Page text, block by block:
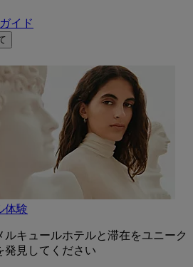
イド
体験
ルキュールホテルと滞在をユニーク
発見してください